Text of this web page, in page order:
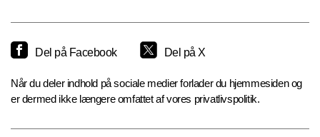
Del på Facebook Del på X
Når du deler indhold på sociale medier forlader du hjemmesiden og
er dermed ikke længere omfattet af vores privatlivspolitik.